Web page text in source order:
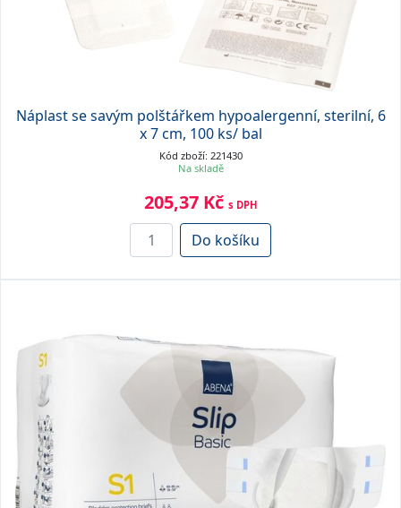
Náplast se savým polštářkem hypoalergenní, sterilní, 6
x 7 cm, 100 ks/ bal
Kód zboží: 221430
Na skladě
205,37 Kč s DPH
Do košíku